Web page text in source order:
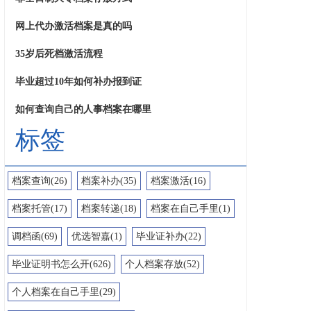
网上代办激活档案是真的吗
35岁后死档激活流程
毕业超过10年如何补办报到证
如何查询自己的人事档案在哪里
标签
档案查询(26) 档案补办(35) 档案激活(16)
档案托管(17) 档案转递(18) 档案在自己手里(1)
调档函(69) 优选智嘉(1) 毕业证补办(22)
毕业证明书怎么开(626) 个人档案存放(52)
个人档案在自己手里(29)